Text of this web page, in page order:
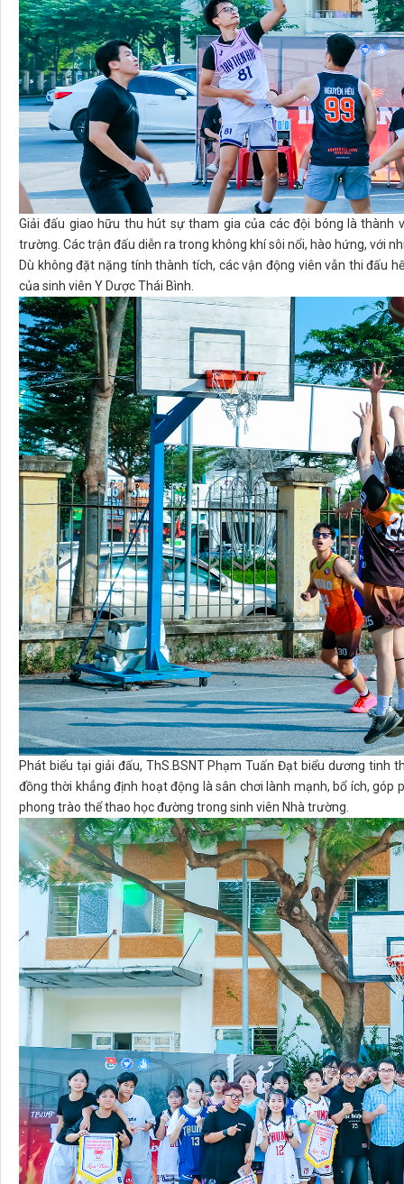
Giải đấu giao hữu thu hút sự tham gia của các đội bóng là
trường. Các trận đấu diễn ra trong không khí sôi nổi, hào hứng, với
Dù không đặt nặng tính thành tích, các vận động viên vẫn thi đấu
của sinh viên Y Dược Thái Bình.
Phát biểu tại giải đấu, ThS.BSNT Phạm Tuấn Đạt biểu dương tinh
đồng thời khẳng định hoạt động là sân chơi lành mạnh, bổ ích,
phong trào thể thao học đường trong sinh viên Nhà trường.